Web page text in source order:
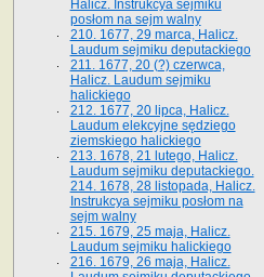
Halicz. Instrukcya sejmiku
posłom na sejm walny
210. 1677, 29 marca, Halicz.
Laudum sejmiku deputackiego
211. 1677, 20 (?) czerwca,
Halicz. Laudum sejmiku
halickiego
212. 1677, 20 lipca, Halicz.
Laudum elekcyjne sędziego
ziemskiego halickiego
213. 1678, 21 lutego, Halicz.
Laudum sejmiku deputackiego.
214. 1678, 28 listopada, Halicz.
Instrukcya sejmiku posłom na
sejm walny
215. 1679, 25 maja, Halicz.
Laudum sejmiku halickiego
216. 1679, 26 maja, Halicz.